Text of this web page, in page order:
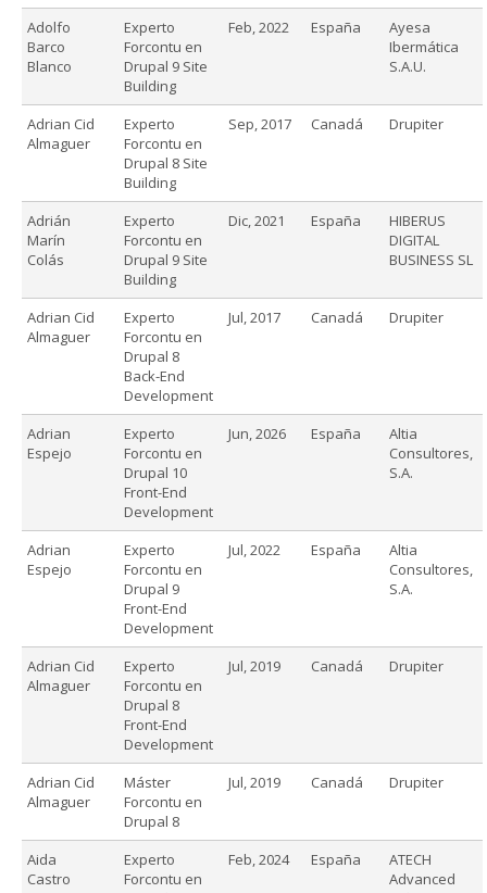
Adolfo
Barco
Blanco
Experto
Forcontu en
Drupal 9 Site
Building
Feb, 2022 España
Ayesa
Ibermática
S.A.U.
Adrian Cid
Almaguer
Experto
Forcontu en
Drupal 8 Site
Building
Sep, 2017 Canadá Drupiter
Adrián
Marín
Colás
Experto
Forcontu en
Drupal 9 Site
Building
Dic, 2021 España
HIBERUS
DIGITAL
BUSINESS SL
Adrian Cid
Almaguer
Experto
Forcontu en
Drupal 8
Back-End
Development
Jul, 2017 Canadá Drupiter
Adrian
Espejo
Experto
Forcontu en
Drupal 10
Front-End
Development
Jun, 2026 España
Altia
Consultores,
S.A.
Adrian
Espejo
Experto
Forcontu en
Drupal 9
Front-End
Development
Jul, 2022 España
Altia
Consultores,
S.A.
Adrian Cid
Almaguer
Experto
Forcontu en
Drupal 8
Front-End
Development
Jul, 2019 Canadá Drupiter
Adrian Cid
Almaguer
Máster
Forcontu en
Drupal 8
Jul, 2019 Canadá Drupiter
Aida
Castro
Experto
Forcontu en
Feb, 2024 España
ATECH
Advanced